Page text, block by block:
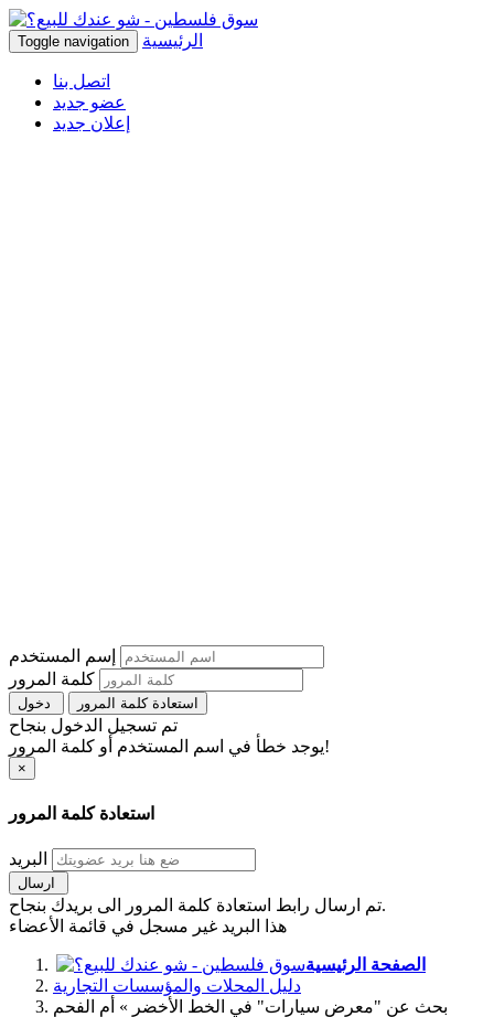
Toggle navigation الرئيسية
اتصل بنا
عضو جديد
إعلان جديد
إسم المستخدم
كلمة المرور
استعادة كلمة المرور
تم تسجيل الدخول بنجاح
يوجد خطأ في اسم المستخدم أو كلمة المرور!
×
استعادة كلمة المرور
البريد
تم ارسال رابط استعادة كلمة المرور الى بريدك بنجاح.
هذا البريد غير مسجل في قائمة الأعضاء
الصفحة الرئيسية
دليل المحلات والمؤسسات التجارية
بحث عن "معرض سيارات" في الخط الأخضر » أم الفحم